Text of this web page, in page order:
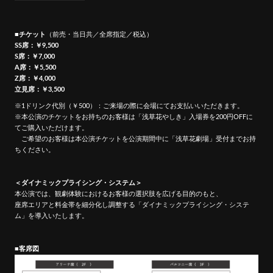
■チケット
（前売・当日共／全席指定／税込）
SS席：￥9,500
S席：￥7,000
A席：￥5,500
Z席：￥4,000
立見席：￥3,500
※1ドリンク代別（￥500）：ご来場の際に会場にてお支払いいただきます。
※本公演のチケットをお持ちのお客様は「浅草花やしき」入場券を200円OFFに
てご購入いただけます。
ご希望のお客様は本公演チケットを公演期間中に「浅草花劇場」受付までお持
ちください。
＜ダイナミックプライシング・システム＞
本公演では、観劇体験におけるお客様の選択肢を広げる目的のもと、
座席エリアと料金帯を細分化し調整する「ダイナミックプライシング・システ
ム」を導入いたします。
■客席図